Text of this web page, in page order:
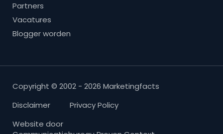
Partners
Vacatures
Blogger worden
Copyright © 2002 - 2026 Marketingfacts
Disclaimer
Privacy Policy
Website door